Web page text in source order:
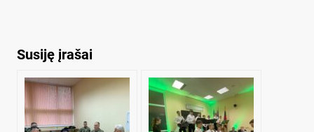
Susiję įrašai